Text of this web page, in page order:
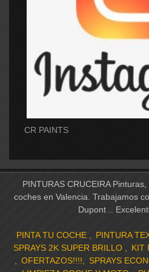
CR PAINTS
PINTURAS CRUCEIRA
coches en Valencia. Trabajamos
Dupont ..
PINTA TU COCHE
PINTURA
SPRAYS 2K SUPER BRILLO
KIT
OFERTAZOS!!!!
SPRAYS